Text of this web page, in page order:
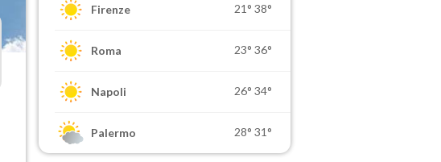
Firenze 21° 38°
Roma 23° 36°
Napoli 26° 34°
Palermo 28° 31°